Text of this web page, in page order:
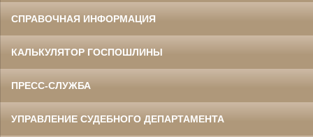
СПРАВОЧНАЯ ИНФОРМАЦИЯ
КАЛЬКУЛЯТОР ГОСПОШЛИНЫ
ПРЕСС-СЛУЖБА
УПРАВЛЕНИЕ СУДЕБНОГО ДЕПАРТАМЕНТА